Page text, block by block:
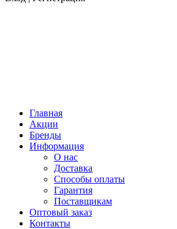
Главная
Акции
Бренды
Информация
О нас
Доставка
Способы оплаты
Гарантия
Поставщикам
Оптовый заказ
Контакты